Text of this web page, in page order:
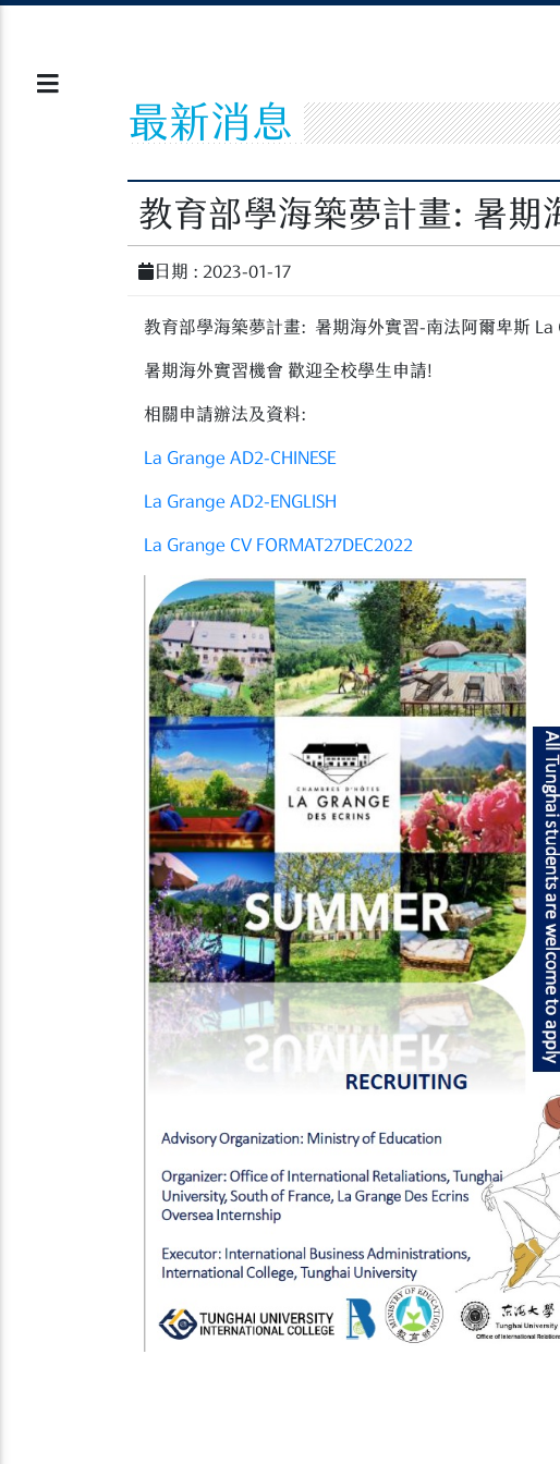
最新消息
教育部學海築夢計畫: 暑期
日期 : 2023-01-17
教育部學海築夢計畫: 暑期海外實習-南法阿爾卑斯 La
暑期海外實習機會 歡迎全校學生申請!
相關申請辦法及資料:
La Grange AD2-CHINESE
La Grange AD2-ENGLISH
La Grange CV FORMAT27DEC2022